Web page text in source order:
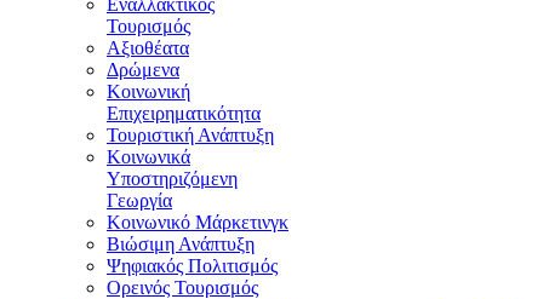
Εναλλακτικός
Τουρισμός
Αξιοθέατα
Δρώμενα
Κοινωνική
Επιχειρηματικότητα
Τουριστική Ανάπτυξη
Κοινωνικά
Υποστηριζόμενη
Γεωργία
Κοινωνικό Μάρκετινγκ
Βιώσιμη Ανάπτυξη
Ψηφιακός Πολιτισμός
Ορεινός Τουρισμός